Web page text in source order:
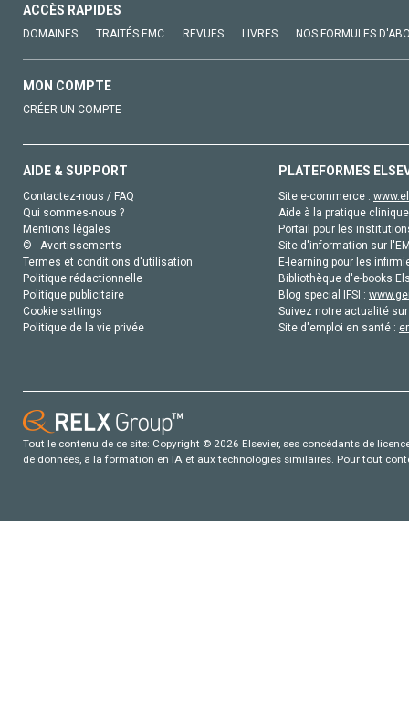
ACCÈS RAPIDES
DOMAINES TRAITÉS EMC REVUES LIVRES NOS FORMULES
MON COMPTE
CRÉER UN COMPTE
AIDE & SUPPORT
Contactez-nous / FAQ
Qui sommes-nous ?
Mentions légales
© - Avertissements
Termes et conditions d'utilisation
Politique rédactionnelle
Politique publicitaire
Cookie settings
Politique de la vie privée
PLATEFORMES
Site e-commerce :
Aide à la pratique
Portail pour les
Site d'information sur
E-learning pour les
Bibliothèque d'e-books
Blog special IFSI :
Suivez notre actualité
Site d'emploi en santé :
Tout le contenu de ce site: Copyright © 2026 Elsevier, ses concédants de
de données, a la formation en IA et aux technologies similaires. Pour tout